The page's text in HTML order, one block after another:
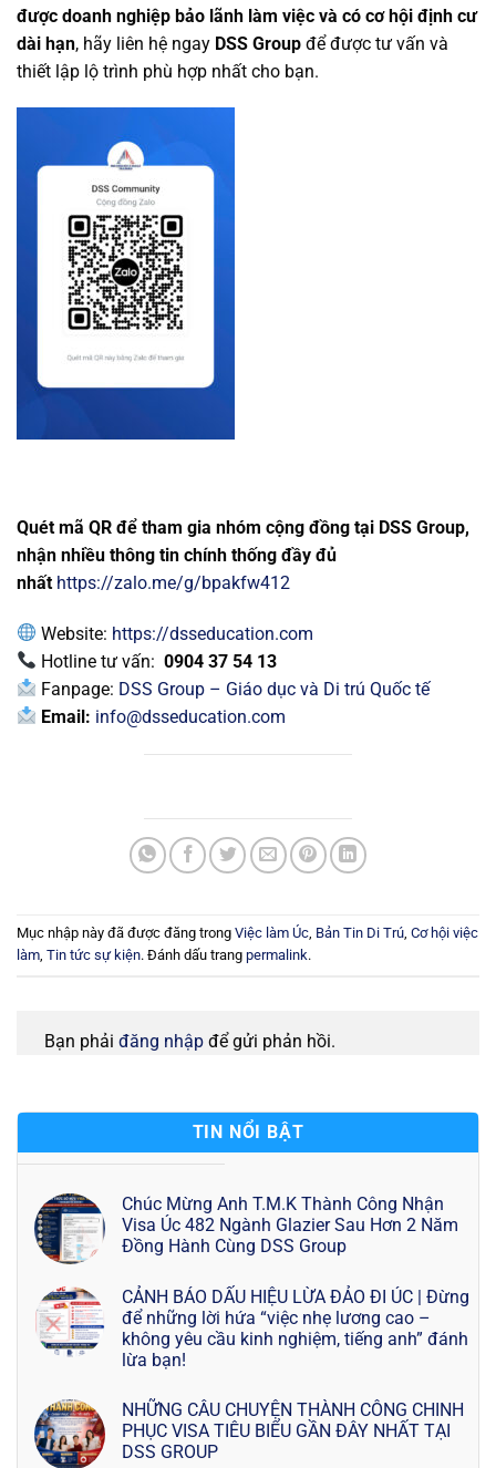
được doanh nghiệp bảo lãnh làm việc và có cơ hội định cư
dài hạn, hãy liên hệ ngay DSS Group để được tư vấn và
thiết lập lộ trình phù hợp nhất cho bạn.
Quét mã QR để tham gia nhóm cộng đồng tại DSS Group,
nhận nhiều thông tin chính thống đầy đủ
nhất https://zalo.me/g/bpakfw412
Website: https://dsseducation.com
Hotline tư vấn:0904 37 54 13
Fanpage: DSS Group – Giáo dục và Di trú Quốc tế
Email: info@dsseducation.com
Mục nhập này đã được đăng trong Việc làm Úc, Bản Tin Di Trú, Cơ hội việc
làm, Tin tức sự kiện. Đánh dấu trang permalink.
Bạn phải đăng nhập để gửi phản hồi.
TIN NỔI BẬT
Chúc Mừng Anh T.M.K Thành Công Nhận
Visa Úc 482 Ngành Glazier Sau Hơn 2 Năm
Đồng Hành Cùng DSS Group
CẢNH BÁO DẤU HIỆU LỪA ĐẢO ĐI ÚC | Đừng
để những lời hứa “việc nhẹ lương cao –
không yêu cầu kinh nghiệm, tiếng anh” đánh
lừa bạn!
NHỮNG CÂU CHUYỆN THÀNH CÔNG CHINH
PHỤC VISA TIÊU BIỂU GẦN ĐÂY NHẤT TẠI
DSS GROUP